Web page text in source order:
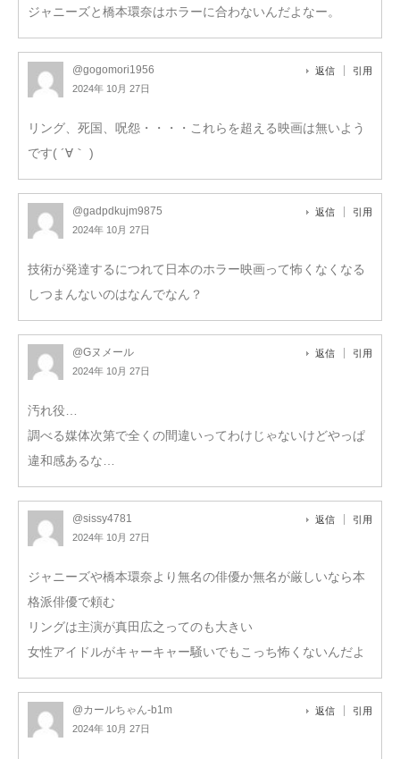
ジャニーズと橋本環奈はホラーに合わないんだよなー。
@gogomori1956
2024年 10月 27日
返信 引用
リング、死国、呪怨・・・・これらを超える映画は無いよう
です( ´∀｀ )
@gadpdkujm9875
2024年 10月 27日
返信 引用
技術が発達するにつれて日本のホラー映画って怖くなくなる
しつまんないのはなんでなん？
@Gヌメール
2024年 10月 27日
返信 引用
汚れ役…
調べる媒体次第で全くの間違いってわけじゃないけどやっぱ
違和感あるな…
@sissy4781
2024年 10月 27日
返信 引用
ジャニーズや橋本環奈より無名の俳優か無名が厳しいなら本
格派俳優で頼む
リングは主演が真田広之ってのも大きい
女性アイドルがキャーキャー騒いでもこっち怖くないんだよ
@カールちゃん-b1m
2024年 10月 27日
返信 引用